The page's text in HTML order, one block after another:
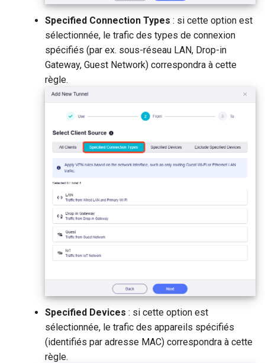
Specified Connection Types : si cette option est
sélectionnée, le trafic des types de connexion
spécifiés (par ex. sous-réseau LAN, Drop-in
Gateway, Guest Network) correspondra à cette
règle.
Specified Devices : si cette option est
sélectionnée, le trafic des appareils spécifiés
(identifiés par adresse MAC) correspondra à cette
règle.